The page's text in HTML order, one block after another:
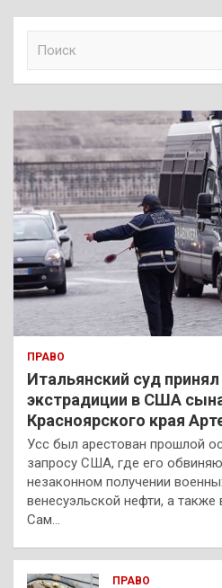
к
ПРАВО
Итальянский суд
экстрадиции в США
Красноярского края
Усс был арестован прошлой
запросу США, где его
незаконном получении
венесуэльской нефти, а
Сам…
ПРАВО